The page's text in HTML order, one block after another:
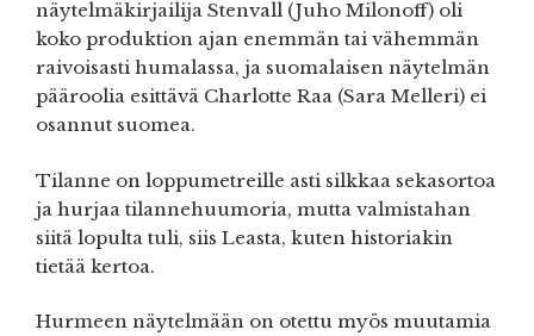
näytelmäkirjailija Stenvall (Juho Milonoff) oli
koko produktion ajan enemmän tai vähemmän
raivoisasti humalassa, ja suomalaisen näytelmän
pääroolia esittävä Charlotte Raa (Sara Melleri) ei
osannut suomea.
Tilanne on loppumetreille asti silkkaa sekasortoa
ja hurjaa tilannehuumoria, mutta valmistahan
siitä lopulta tuli, siis Leasta, kuten historiakin
tietää kertoa.
Hurmeen näytelmään on otettu myös muutamia